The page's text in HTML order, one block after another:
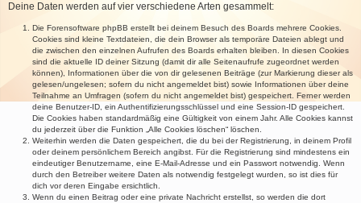
Deine Daten werden auf vier verschiedene Arten gesammelt:
Die Forensoftware phpBB erstellt bei deinem Besuch des Boards mehrere Cookies.
Cookies sind kleine Textdateien, die dein Browser als temporäre Dateien ablegt und
die zwischen den einzelnen Aufrufen des Boards erhalten bleiben. In diesen Cookies
sind die aktuelle ID deiner Sitzung (damit dir alle Seitenaufrufe zugeordnet werden
können), Informationen über die von dir gelesenen Beiträge (zur Markierung dieser als
gelesen/ungelesen; sofern du nicht angemeldet bist) sowie Informationen über deine
Teilnahme an Umfragen (sofern du nicht angemeldet bist) gespeichert. Ferner werden
deine Benutzer-ID, ein Authentifizierungsschlüssel und eine Session-ID gespeichert.
Die Cookies haben standardmäßig eine Gültigkeit von einem Jahr. Alle Cookies kannst
du jederzeit über die Funktion „Alle Cookies löschen“ löschen.
Weiterhin werden die Daten gespeichert, die du bei der Registrierung, in deinem Profil
oder deinem persönlichem Bereich angibst. Für die Registrierung sind mindestens ein
eindeutiger Benutzername, eine E-Mail-Adresse und ein Passwort notwendig. Wenn
durch den Betreiber weitere Daten als notwendig festgelegt wurden, so ist dies für
dich vor deren Eingabe ersichtlich.
Wenn du einen Beitrag oder eine private Nachricht erstellst, so werden die dort